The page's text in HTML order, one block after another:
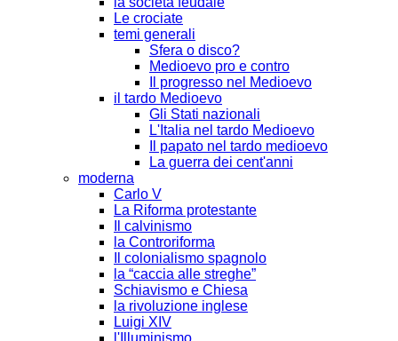
Le crociate
temi generali
Sfera o disco?
Medioevo pro e contro
Il progresso nel Medioevo
il tardo Medioevo
Gli Stati nazionali
L'Italia nel tardo Medioevo
Il papato nel tardo medioevo
La guerra dei cent'anni
moderna
Carlo V
La Riforma protestante
Il calvinismo
la Controriforma
Il colonialismo spagnolo
la “caccia alle streghe”
Schiavismo e Chiesa
la rivoluzione inglese
Luigi XIV
l'Illuminismo